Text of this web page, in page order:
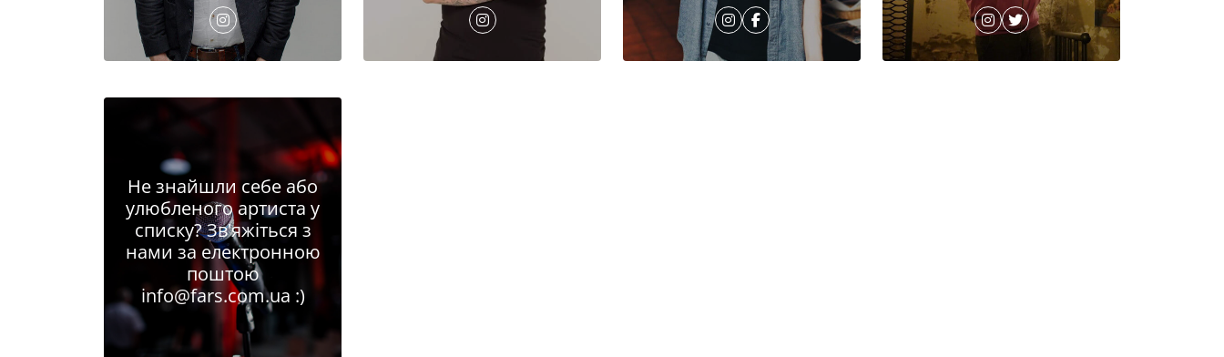
Не знайшли себе або
улюбленого артиста у
списку? Зв'яжіться з
нами за електронною
поштою
info@fars.com.ua :)